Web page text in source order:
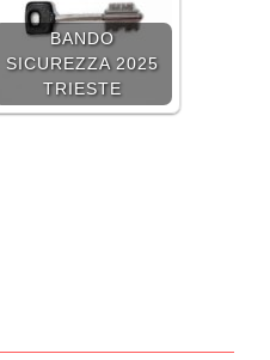
BANDO
SICUREZZA 2025
TRIESTE